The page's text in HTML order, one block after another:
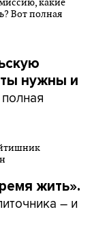
нужны и
жить».
– и